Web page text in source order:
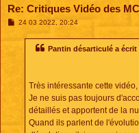
Re: Critiques Vidéo des
M24 03 2022, 20:24
Pantin désarticulé a écrit
Très intéressante cette
Je ne suis pas toujours
détaillés et apportent de la
Quand ils parlent de